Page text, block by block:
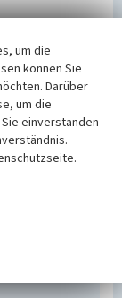
um die
können Sie
Darüber
um die
einverstanden